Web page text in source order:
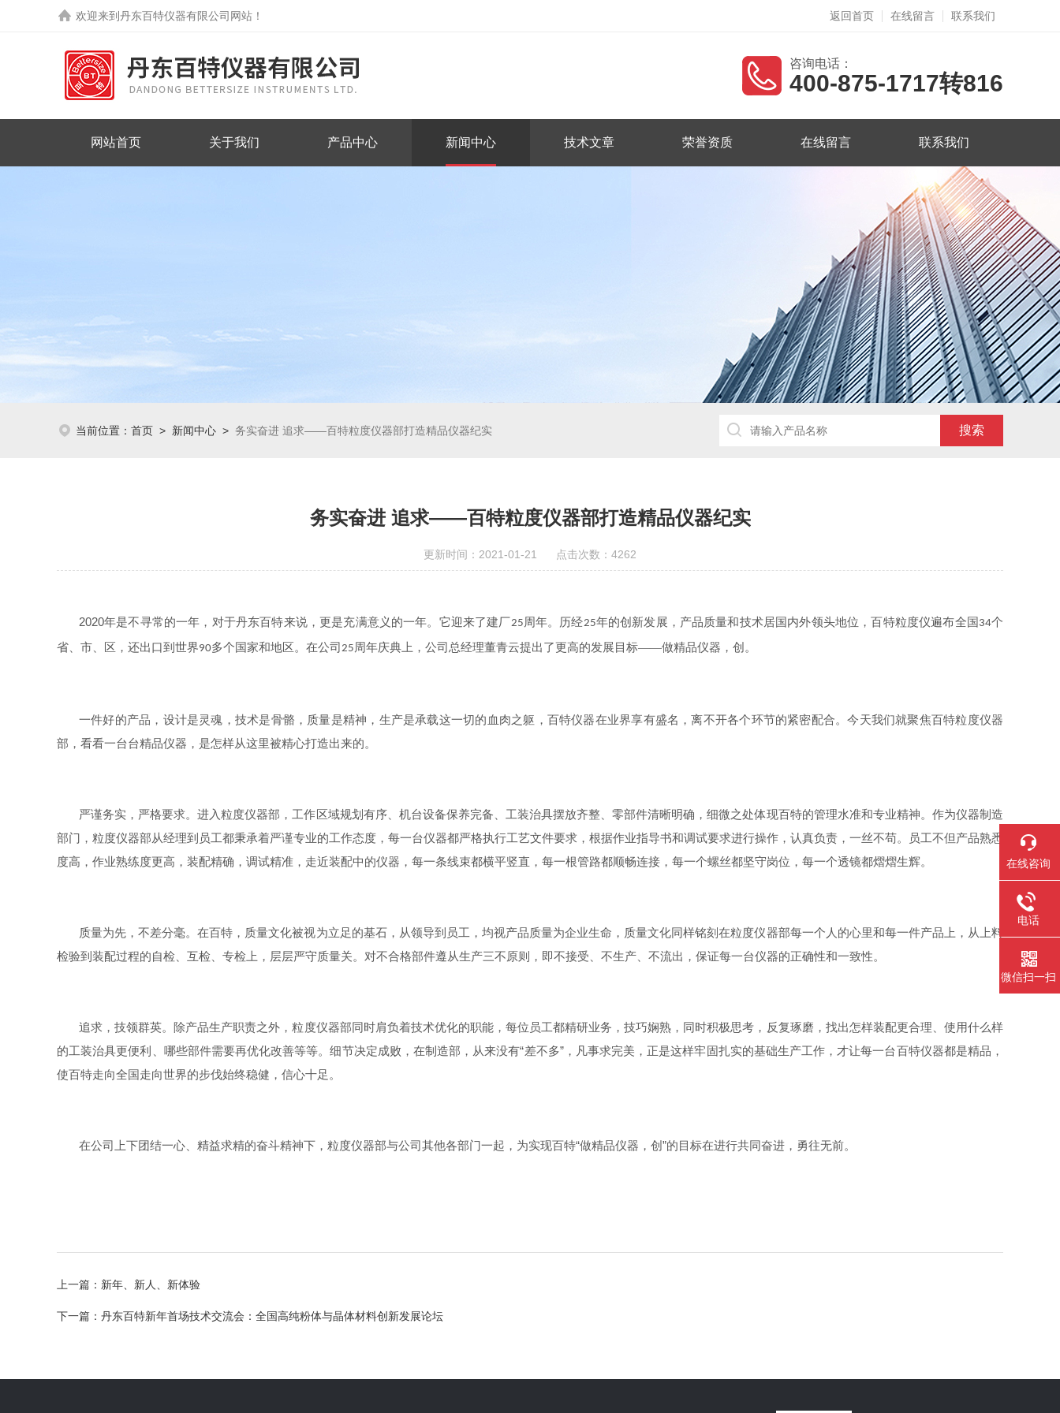
欢迎来到丹东百特仪器有限公司网站！ 返回首页 在线留言 联系我们
咨询电话：
400-875-1717转816
网站首页 关于我们 产品中心 新闻中心 技术文章 荣誉资质 在线留言 联系我们
当前位置： 首页 > 新闻中心 > 务实奋进 追求——百特粒度仪器部打造精品仪器纪实
务实奋进 追求——百特粒度仪器部打造精品仪器纪实
更新时间：2021-01-21 点击次数：4262
2020年是不寻常的一年，对于丹东百特来说，更是充满意义的一年。它迎来了建厂25 周年。历经25年的创新发展，产品质量和技术居国内外领头地位，百特粒度仪遍布全国 34个
省、市、区，还出口到世界90多个国家和地区。在公司 25 周年庆典上，公司总经理董青云提出了更高的发展目标——做精品仪器，创。
一件好的产品，设计是灵魂，技术是骨骼，质量是精神，生产是承载这一切的血肉之躯，百特仪器在业界享有盛名，离不开各个环节的紧密配合。今天我们就聚焦百特粒度仪器
部，看看一台台精品仪器，是怎样从这里被精心打造出来的。
严谨务实，严格要求。进入粒度仪器部，工作区域规划有序、机台设备保养完备、工装治具摆放齐整、零部件清晰明确，细微之处体现百特的管理水准和专业精神。作为仪器制造
部门，粒度仪器部从经理到员工都秉承着严谨专业的工作态度，每一台仪器都严格执行工艺文件要求，根据作业指导书和调试要求进行操作，认真负责，一丝不苟。员工不但产品熟悉
度高，作业熟练度更高，装配精确，调试精准，走近装配中的仪器，每一条线束都横平竖直，每一根管路都顺畅连接，每一个螺丝都坚守岗位，每一个透镜都熠熠生辉。
质量为先，不差分毫。在百特，质量文化被视为立足的基石，从领导到员工，均视产品质量为企业生命，质量文化同样铭刻在粒度仪器部每一个人的心里和每一件产品上，从上料
检验到装配过程的自检、互检、专检上，层层严守质量关。对不合格部件遵从生产三不原则，即不接受、不生产、不流出，保证每一台仪器的正确性和一致性。
追求 ，技领群英。除产品生产职责之外，粒度仪器部同时肩负着技术优化的职能，每位员工都精研业务，技巧娴熟，同时积极思考，反复琢磨，找出怎样装配更合理、使用什么样
的工装治具更便利、哪些部件需要再优化改善等等。细节决定成败，在制造部，从来没有“差不多”，凡事求完美，正是这样牢固扎实的基础生产工作，才让每一台百特仪器都是精品，
使百特走向全国走向世界的步伐始终稳健，信心十足。
在公司上下团结一心、精益求精的奋斗精神下，粒度仪器部与公司其他各部门一起，为实现百特“做精品仪器，创”的目标在进行共同奋进，勇往无前。
上一篇： 新年、新人、新体验
下一篇： 丹东百特新年首场技术交流会：全国高纯粉体与晶体材料创新发展论坛
在线咨询
电话
微信扫一扫